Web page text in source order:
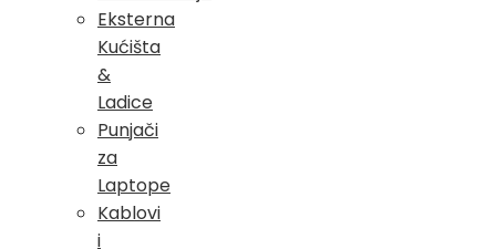
Eksterna
Kućišta
&
Ladice
Punjači
za
Laptope
Kablovi
i